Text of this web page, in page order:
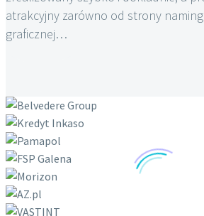
atrakcyjny zarówno od strony
graficznej…